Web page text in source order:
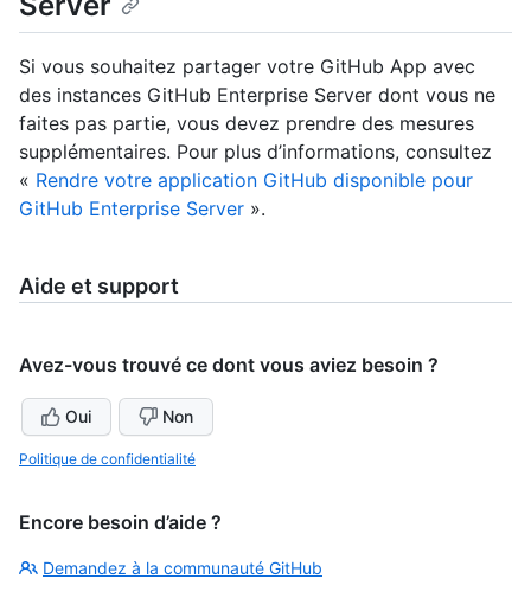
Si vous souhaitez partager votre GitHub App avec
des instances GitHub Enterprise Server dont vous ne
faites pas partie, vous devez prendre des mesures
supplémentaires. Pour plus d’informations, consultez
« Rendre votre application GitHub disponible pour
GitHub Enterprise Server ».
Aide et support
Avez-vous trouvé ce dont vous aviez besoin ?
Oui Non
Politique de confidentialité
Encore besoin d’aide ?
Demandez à la communauté GitHub